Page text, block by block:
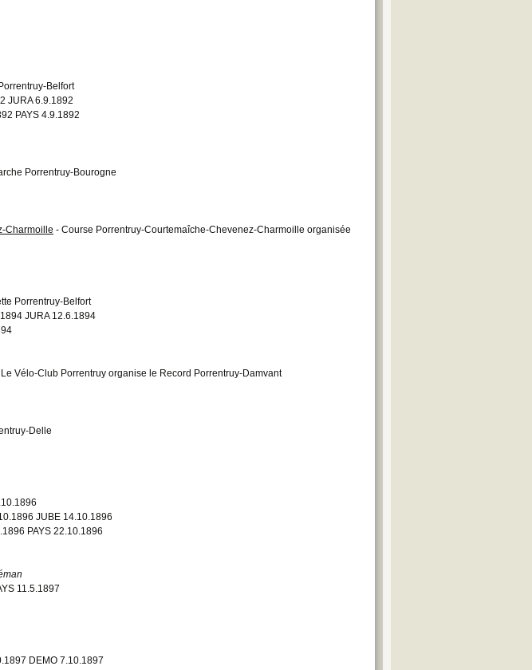
Belfort
JURA 6.9.1892
PAYS 4.9.1892
Porrentruy-Bourogne
Charmoille - Course Porrentruy-Courtemaîche-Chevenez-Charmoille organisée
Porrentruy-Belfort
JURA 12.6.1894
Vélo-Club Porrentruy organise le Record Porrentruy-Damvant
Delle
JUBE 14.10.1896
PAYS 22.10.1896
11.5.1897
DEMO 7.10.1897